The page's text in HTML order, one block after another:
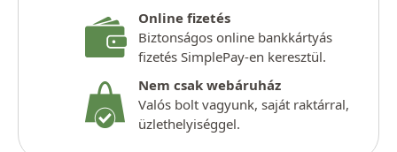
Online fizetés
Biztonságos online bankkártyás
fizetés SimplePay-en keresztül.
Nem csak webáruház
Valós bolt vagyunk, saját raktárral,
üzlethelyiséggel.